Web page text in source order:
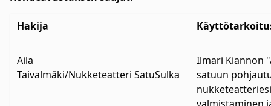
Hakija
Aila
Taivalmäki/Nukketeatteri SatuSulka
Ilmari Kiannon
satuun